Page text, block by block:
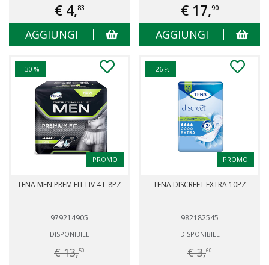
€ 4,83
AGGIUNGI
€ 17,90
AGGIUNGI
- 30 %
PROMO
TENA MEN PREM FIT LIV 4 L 8PZ
979214905
DISPONIBILE
€ 13,50
- 26 %
PROMO
TENA DISCREET EXTRA 10PZ
982182545
DISPONIBILE
€ 3,60